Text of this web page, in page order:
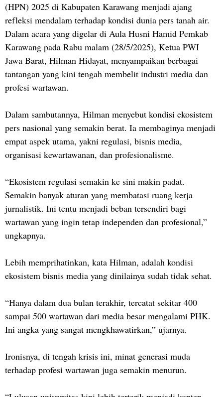
(HPN) 2025 di Kabupaten Karawang menjadi ajang
refleksi mendalam terhadap kondisi dunia pers tanah air.
Dalam acara yang digelar di Aula Husni Hamid Pemkab
Karawang pada Rabu malam (28/5/2025), Ketua PWI
Jawa Barat, Hilman Hidayat, menyampaikan berbagai
tantangan yang kini tengah membelit industri media dan
profesi wartawan.
Dalam sambutannya, Hilman menyebut kondisi ekosistem
pers nasional yang semakin berat. Ia membaginya menjadi
empat aspek utama, yakni regulasi, bisnis media,
organisasi kewartawanan, dan profesionalisme.
“Ekosistem regulasi semakin ke sini makin padat.
Semakin banyak aturan yang membatasi ruang kerja
jurnalistik. Ini tentu menjadi beban tersendiri bagi
wartawan yang ingin tetap independen dan profesional,”
ungkapnya.
Lebih memprihatinkan, kata Hilman, adalah kondisi
ekosistem bisnis media yang dinilainya sudah tidak sehat.
“Hanya dalam dua bulan terakhir, tercatat sekitar 400
sampai 500 wartawan dari media besar mengalami PHK.
Ini angka yang sangat mengkhawatirkan,” ujarnya.
Ironisnya, di tengah krisis ini, minat generasi muda
terhadap profesi wartawan juga semakin menurun.